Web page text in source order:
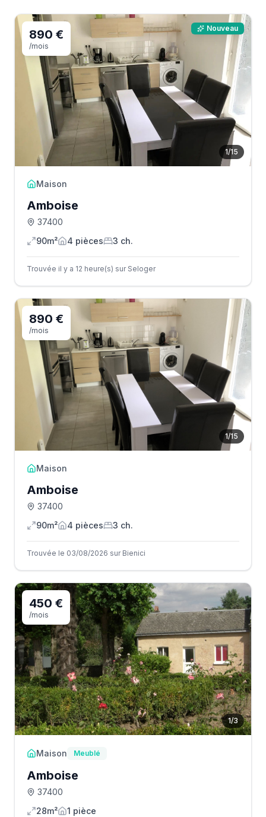
1/15
890 €
/mois
Nouveau
Maison
Amboise
37400
90m²
4 pièces 3 ch.
Trouvée il y a 12 heure(s) sur Seloger
1/15
890 €
/mois
Maison
Amboise
37400
90m²
4 pièces 3 ch.
Trouvée le 03/08/2026 sur Bienici
1/3
450 €
/mois
Maison Meublé
Amboise
37400
28m²
1 pièce